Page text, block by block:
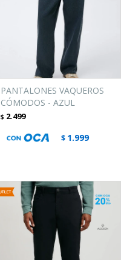
PANTALONES VAQUEROS
CÓMODOS - AZUL
$ 2.499
$ 1.999